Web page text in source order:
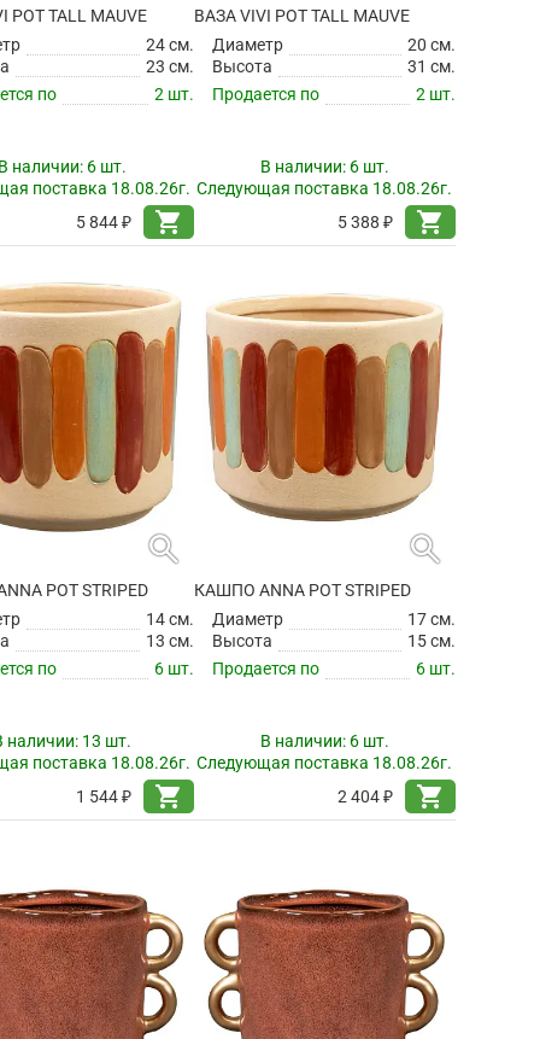
POT TALL MAUVE
24 см.
23 см.
по
2 шт.
наличии: 6 шт.
поставка 18.08.26г.
5 844 ₽
shopping_cart
ВАЗА VIVI POT TALL MAUVE
Диаметр
20 см.
Высота
31 см.
Продается по
2 шт.
В наличии: 6 шт.
Следующая поставка 18.08.26г.
5 388 ₽
shopping_cart
search
POT STRIPED
14 см.
13 см.
по
6 шт.
наличии: 13 шт.
поставка 18.08.26г.
1 544 ₽
shopping_cart
search
КАШПО ANNA POT STRIPED
Диаметр
17 см.
Высота
15 см.
Продается по
6 шт.
В наличии: 6 шт.
Следующая поставка 18.08.26г.
2 404 ₽
shopping_cart